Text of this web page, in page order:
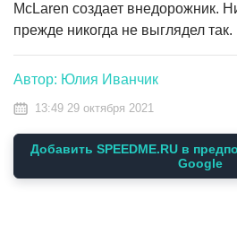
McLaren создает внедорожник.
прежде никогда не выглядел так.
Автор: Юлия Иванчик
13:49 29 октября 2021
Добавить SPEEDME.RU в
Google